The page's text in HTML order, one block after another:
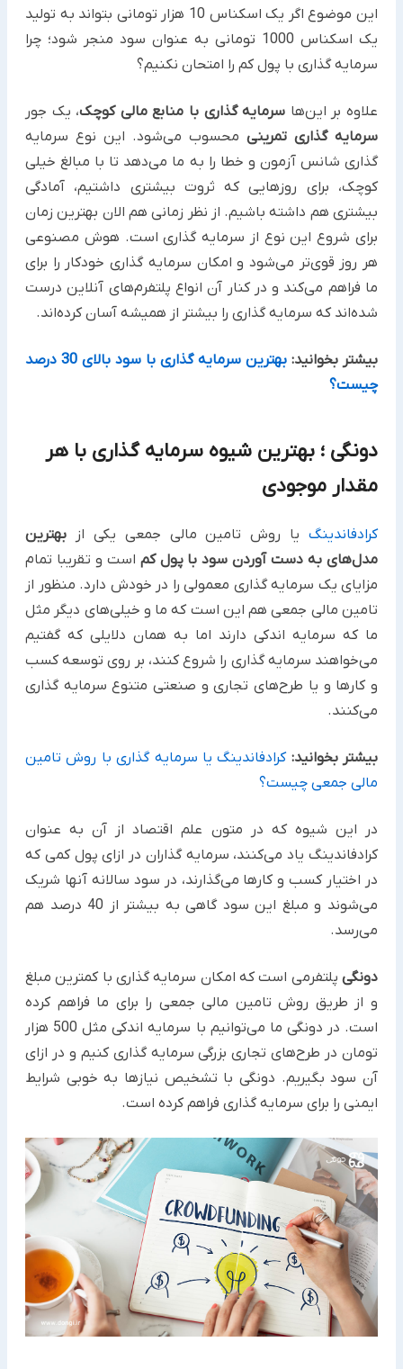
این موضوع اگر یک اسکناس 10 هزار تومانی بتواند به تولید
یک اسکناس 1000 تومانی به عنوان سود منجر شود؛ چرا
سرمایه گذاری با پول کم را امتحان نکنیم؟
علاوه بر این‌ها سرمایه گذاری با منابع مالی کوچک، یک جور
سرمایه گذاری تمرینی محسوب می‌شود. این نوع سرمایه
گذاری شانس آزمون و خطا را به ما می‌دهد تا با مبالغ خیلی
کوچک، برای روزهایی که ثروت بیشتری داشتیم، آمادگی
بیشتری هم داشته باشیم. از نظر زمانی هم الان بهترین زمان
برای شروع این نوع از سرمایه گذاری است. هوش مصنوعی
هر روز قوی‌تر می‌شود و امکان سرمایه گذاری خودکار را برای
ما فراهم می‌کند و در کنار آن انواع پلتفرم‌های آنلاین درست
شده‌اند که سرمایه گذاری را بیشتر از همیشه آسان کرده‌اند.
بیشتر بخوانید:
بهترین سرمایه گذاری با سود بالای 30 درصد
چیست؟
دونگی ؛ بهترین شیوه سرمایه گذاری با هر
مقدار موجودی
کرادفاندینگ یا روش تامین مالی جمعی یکی از بهترین
مدل‌های به دست آوردن سود با پول کم است و تقریبا تمام
مزایای یک سرمایه گذاری معمولی را در خودش دارد. منظور از
تامین مالی جمعی هم این است که ما و خیلی‌های دیگر مثل
ما که سرمایه اندکی دارند اما به همان دلایلی که گفتیم
می‌خواهند سرمایه گذاری را شروع کنند، بر روی توسعه کسب
و کارها و یا طرح‌های تجاری و صنعتی متنوع سرمایه گذاری
می‌کنند.
بیشتر بخوانید:کرادفاندینگ یا سرمایه گذاری با روش تامین
مالی جمعی چیست؟
در این شیوه که در متون علم اقتصاد از آن به عنوان
کرادفاندینگ یاد می‌کنند، سرمایه گذاران در ازای پول کمی که
در اختیار کسب و کارها می‌گذارند، در سود سالانه آنها شریک
می‌شوند و مبلغ این سود گاهی به بیشتر از 40 درصد هم
می‌رسد.
دونگی پلتفرمی است که امکان سرمایه گذاری با کمترین مبلغ
و از طریق روش تامین مالی جمعی را برای ما فراهم کرده
است. در دونگی ما می‌توانیم با سرمایه اندکی مثل 500 هزار
تومان در طرح‌های تجاری بزرگی سرمایه گذاری کنیم و در ازای
آن سود بگیریم. دونگی با تشخیص نیازها به خوبی شرایط
ایمنی را برای سرمایه گذاری فراهم کرده است.